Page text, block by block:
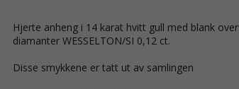
hjerte anheng i 14 karat hvitt gull med blank overflate og 10 briljantslipte
diamanter WESSELTON/SI 0,12 ct.
Disse smykkene er tatt ut av samlingen